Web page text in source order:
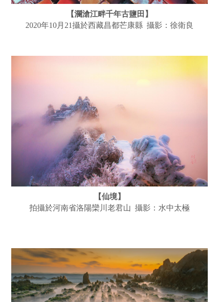
【瀾滄江畔千年古鹽田】
2020年10月21攝於西藏昌都芒康縣 攝影：徐衛良
【仙境】
拍攝於河南省洛陽欒川老君山 攝影：水中太極